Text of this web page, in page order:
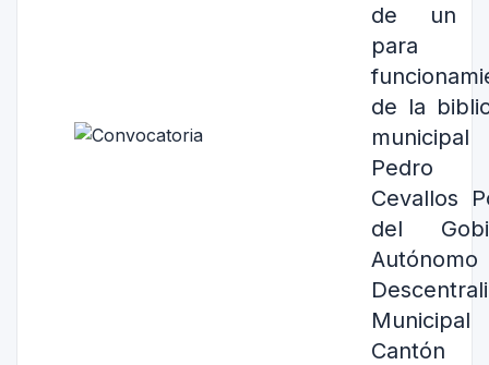
de un
para
de la
municipal
Pedro
Cevallos
del
Autónomo
Cantón